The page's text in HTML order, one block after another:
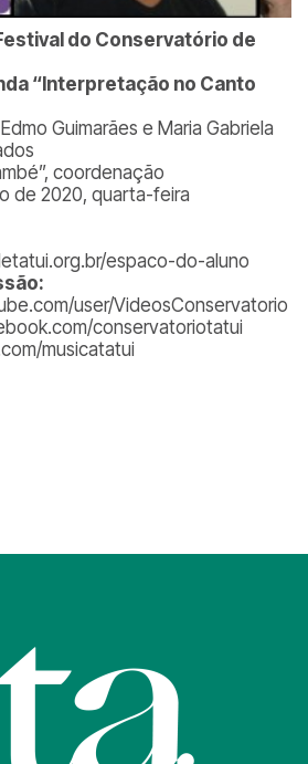
do Conservatório de
“Interpretação no Canto
Guimarães e Maria Gabriela
coordenação
de 2020, quarta-feira
espaco-do-aluno
user/VideosConservatorio
conservatoriotatui
musicatatui